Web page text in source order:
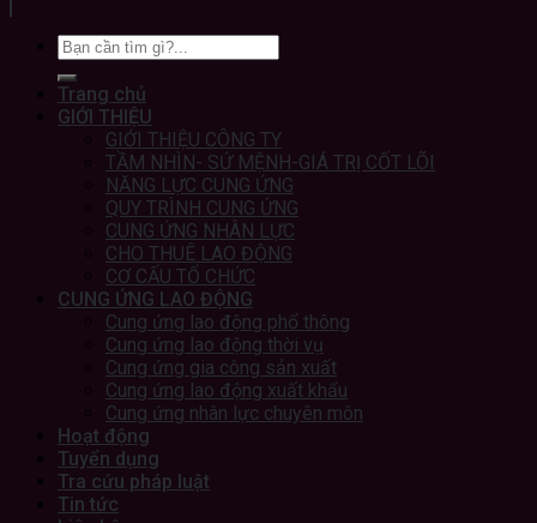
Trang chủ
GIỚI THIỆU
GIỚI THIỆU CÔNG TY
TẦM NHÌN- SỨ MỆNH-GIÁ TRỊ CỐT LÕI
NĂNG LỰC CUNG ỨNG
QUY TRÌNH CUNG ỨNG
CUNG ỨNG NHÂN LỰC
CHO THUÊ LAO ĐỘNG
CƠ CẤU TỔ CHỨC
CUNG ỨNG LAO ĐỘNG
Cung ứng lao động phổ thông
Cung ứng lao động thời vụ
Cung ứng gia công sản xuất
Cung ứng lao động xuất khẩu
Cung ứng nhân lực chuyên môn
Hoạt động
Tuyển dụng
Tra cứu pháp luật
Tin tức